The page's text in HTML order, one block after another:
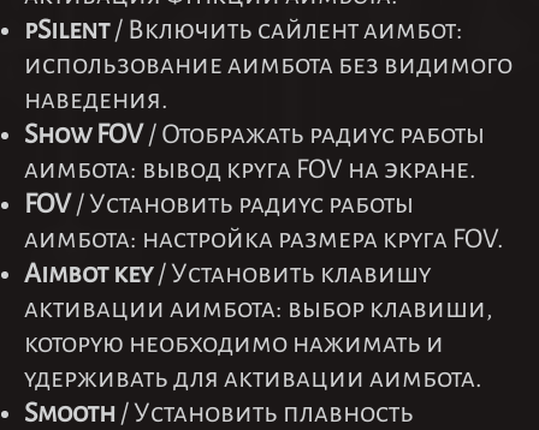
pSilent/ Включить сайлент аимбот:
использование аимбота без видимого
наведения.
Show FOV/ Отображать радиус работы
аимбота: вывод круга FOV на экране.
FOV/ Установить радиус работы
аимбота: настройка размера круга FOV.
Aimbot key/ Установить клавишу
активации аимбота: выбор клавиши,
которую необходимо нажимать и
удерживать для активации аимбота.
Smooth / Установить плавность